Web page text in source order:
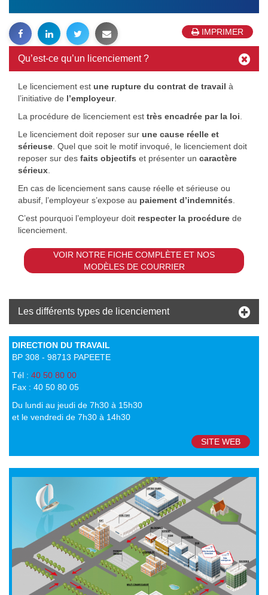
IMPRIMER
Qu’est-ce qu’un licenciement ?
Le licenciement est une rupture du contrat de travail à
l’initiative de l’employeur.
La procédure de licenciement est très encadrée par la loi
Le licenciement doit reposer sur une cause réelle et
sérieuse . Quel que soit le motif invoqué, le licenciement doit
reposer sur des faits objectifs et présenter un caractère
sérieux
En cas de licenciement sans cause réelle et sérieuse ou
abusif, l’employeur s’expose au paiement d’indemnités
C’est pourquoi l’employeur doit respecter la procédure de
licenciement.
VOIR NOTRE FICHE COMPLÈTE ET NOS
MODÈLES DE COURRIER
Les différents types de licenciement
DIRECTION DU TRAVAIL
BP 308 - 98713 PAPEETE
Tél : 40 50 80 00
Fax : 40 50 80 05
Du lundi au jeudi de 7h30 à 15h30
et le vendredi de 7h30 à 14h30
SITE WEB